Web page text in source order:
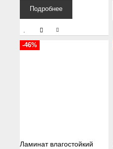
Подробнее
Ламинат влагостойкий
-46%